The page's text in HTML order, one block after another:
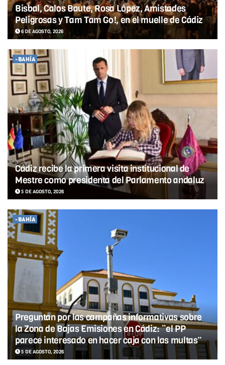
Bisbal, Calos Baute, Rosa López, Amistades
Peligrosas y Tam Tam Go!, en el muelle de Cádiz
6 DE AGOSTO, 2026
-BAHÍA
Cádiz recibe la primera visita institucional de
Mestre como presidenta del Parlamento andaluz
5 DE AGOSTO, 2026
-BAHÍA
Preguntan por las campañas informativas sobre
la Zona de Bajas Emisiones en Cádiz: “el PP
parece interesado en hacer caja con las multas”
5 DE AGOSTO, 2026